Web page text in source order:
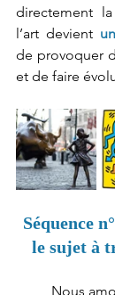
directement
l’art devient
de provoquer
et de faire
Séquence
le sujet à